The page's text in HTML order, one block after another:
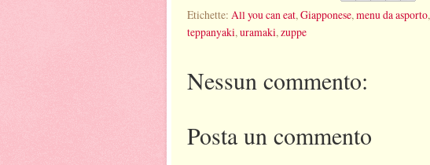
Etichette: All you can eat, Giapponese, menu da asporto,
teppanyaki, uramaki, zuppe
Nessun commento:
Posta un commento